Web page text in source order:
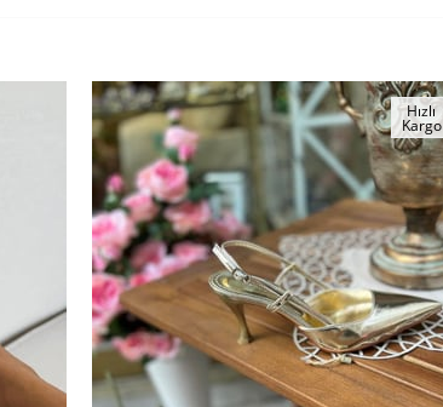
Hızlı
Kargo